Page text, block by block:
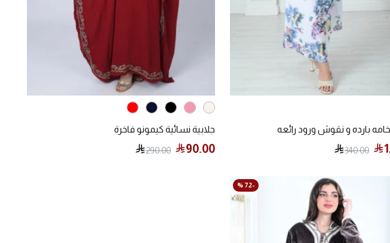
بارده و نقوش ورود رائعه
340.00
جلابية نسائية كيمونو فاخرة
90.00
290.00
-72 %